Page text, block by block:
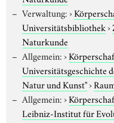
Verwaltung:›
Universitätsbibliothek›
Naturkunde
Allgemein:›
Universitätsgeschichte
Natur und Kunst"›
Allgemein:›
Leibniz-Institut für